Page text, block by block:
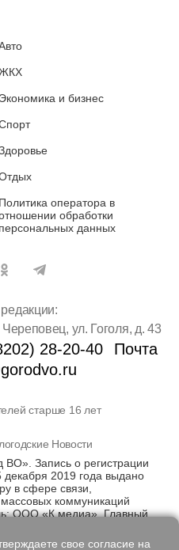
Экономика и бизнес
Политика оператора в
обработки
персональных данных
ул. Гоголя, д. 43
28-20-40
Почта
старше 16 лет
Новости
ВО». Запись о регистрации
2019 года выдано
в сфере связи,
коммуникаций
ООО «К медиа». Главный
технологии (информационные
свое согласие на